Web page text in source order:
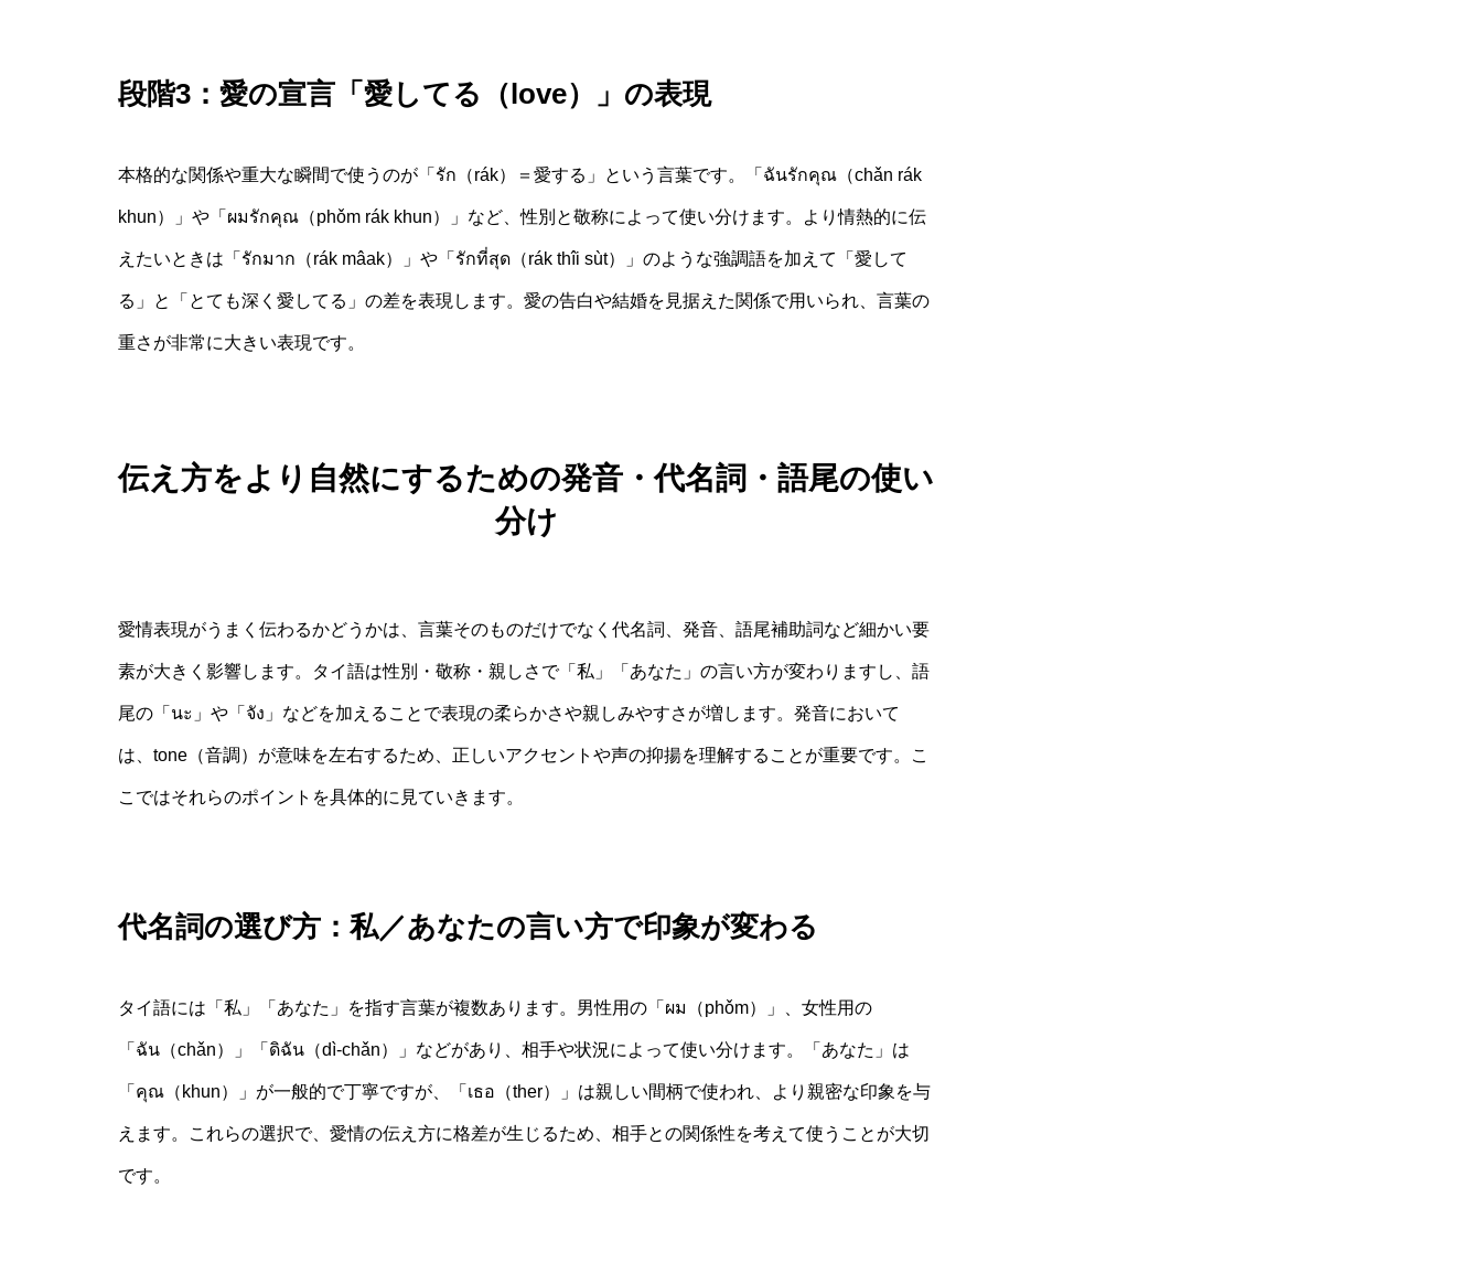
段階3：愛の宣言「愛してる（love）」の表現
本格的な関係や重大な瞬間で使うのが「รัก（rák）＝愛する」という言葉です。「ฉันรักคุณ（chǎn rák
khun）」や「ผมรักคุณ（phǒm rák khun）」など、性別と敬称によって使い分けます。より情熱的に伝
えたいときは「รักมาก（rák mâak）」や「รักที่สุด（rák thîi sùt）」のような強調語を加えて「愛して
る」と「とても深く愛してる」の差を表現します。愛の告白や結婚を見据えた関係で用いられ、言葉の
重さが非常に大きい表現です。
伝え方をより自然にするための発音・代名詞・語尾の使い
分け
愛情表現がうまく伝わるかどうかは、言葉そのものだけでなく代名詞、発音、語尾補助詞など細かい要
素が大きく影響します。タイ語は性別・敬称・親しさで「私」「あなた」の言い方が変わりますし、語
尾の「นะ」や「จัง」などを加えることで表現の柔らかさや親しみやすさが増します。発音において
は、tone（音調）が意味を左右するため、正しいアクセントや声の抑揚を理解することが重要です。こ
こではそれらのポイントを具体的に見ていきます。
代名詞の選び方：私／あなたの言い方で印象が変わる
タイ語には「私」「あなた」を指す言葉が複数あります。男性用の「ผม（phǒm）」、女性用の
「ฉัน（chǎn）」「ดิฉัน（dì-chǎn）」などがあり、相手や状況によって使い分けます。「あなた」は
「คุณ（khun）」が一般的で丁寧ですが、「เธอ（ther）」は親しい間柄で使われ、より親密な印象を与
えます。これらの選択で、愛情の伝え方に格差が生じるため、相手との関係性を考えて使うことが大切
です。